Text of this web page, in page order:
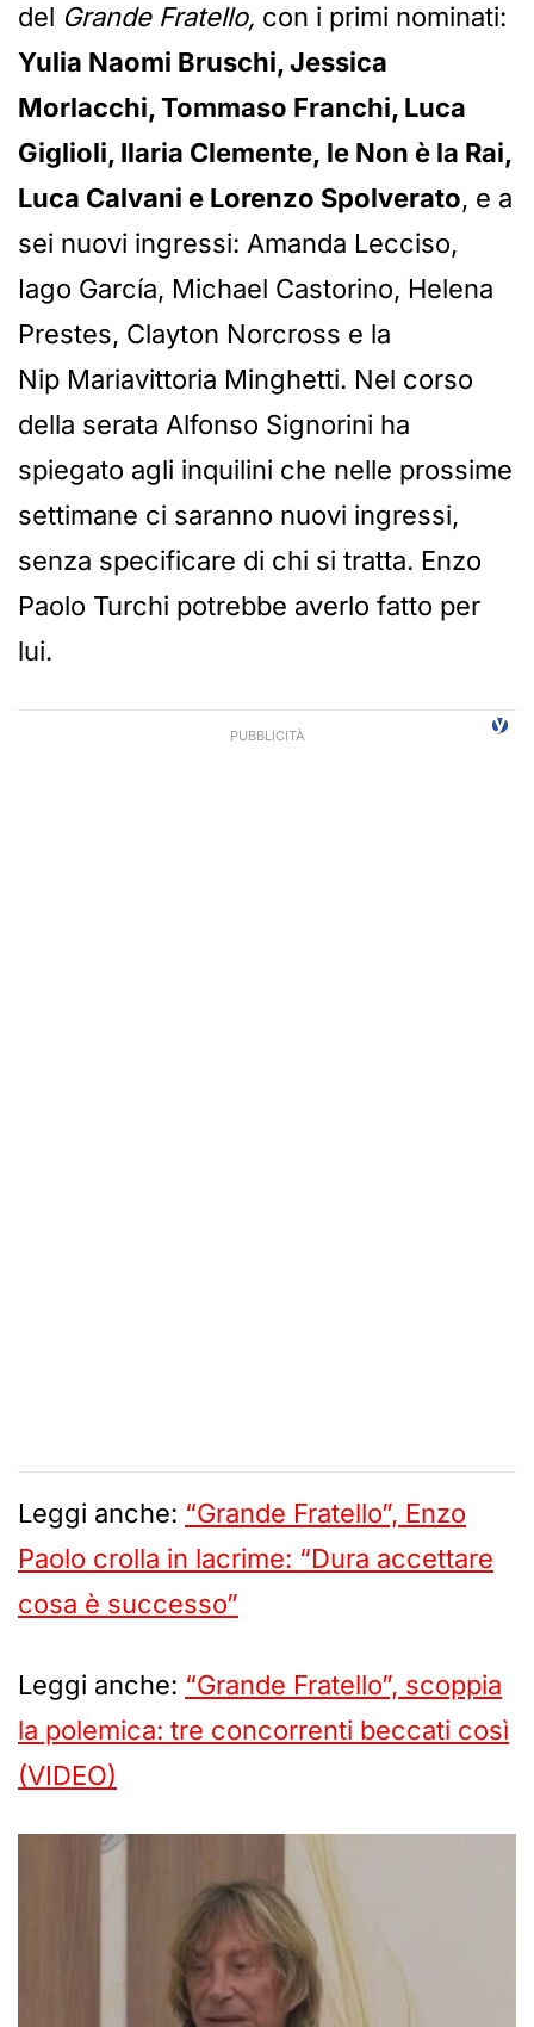
del Grande Fratello, con i primi nominati:
Yulia Naomi Bruschi, Jessica
Morlacchi, Tommaso Franchi, Luca
Giglioli, Ilaria Clemente, le Non è la Rai,
Luca Calvani e Lorenzo Spolverato, e a
sei nuovi ingressi: Amanda Lecciso,
Iago García, Michael Castorino, Helena
Prestes, Clayton Norcross e la
Nip Mariavittoria Minghetti. Nel corso
della serata Alfonso Signorini ha
spiegato agli inquilini che nelle prossime
settimane ci saranno nuovi ingressi,
senza specificare di chi si tratta. Enzo
Paolo Turchi potrebbe averlo fatto per
lui.
Leggi anche: “Grande Fratello”, Enzo
Paolo crolla in lacrime: “Dura accettare
cosa è successo”
Leggi anche: “Grande Fratello”, scoppia
la polemica: tre concorrenti beccati così
(VIDEO)